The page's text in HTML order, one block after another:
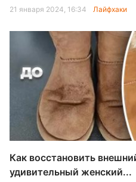
21 января 2024, 16:34 Лайфхаки
Как восстановить
удивительный женский...